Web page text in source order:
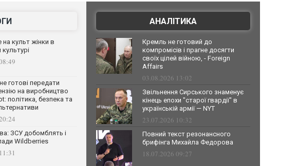
культ жінки в
культурі
готові передати
на виробництво
політика, безпека та
ЗСУ добомблять і
Wildberries
АНАЛІТИКА
Кремль не готовий до
компромісів і прагне досягти
своїх цілей війною, - Foreign
Affairs
03.08.2026 13:02
Звільнення Сирського знаменує
кінець епохи "старої гвардії" в
українській армії — NYT
23.07.2026 10:32
Повний текст резонансного
брифінга Михайла Федорова
18.07.2026 09:27